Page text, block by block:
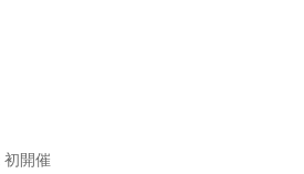
初開催